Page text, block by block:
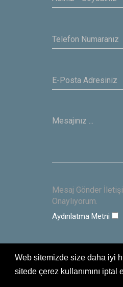
Web sitemizde size daha iyi
sitede çerez kullanımını iptal
Mesaj Gönder
Onaylıyorum.
Aydınlatma Metni